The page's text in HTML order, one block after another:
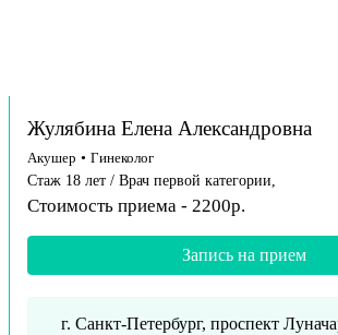
Жулябина Елена Александровна
Акушер • Гинеколог
Стаж 18 лет / Врач первой категории,
Стоимость приема - 2200р.
Запись на прием
г. Санкт-Петербург, проспект